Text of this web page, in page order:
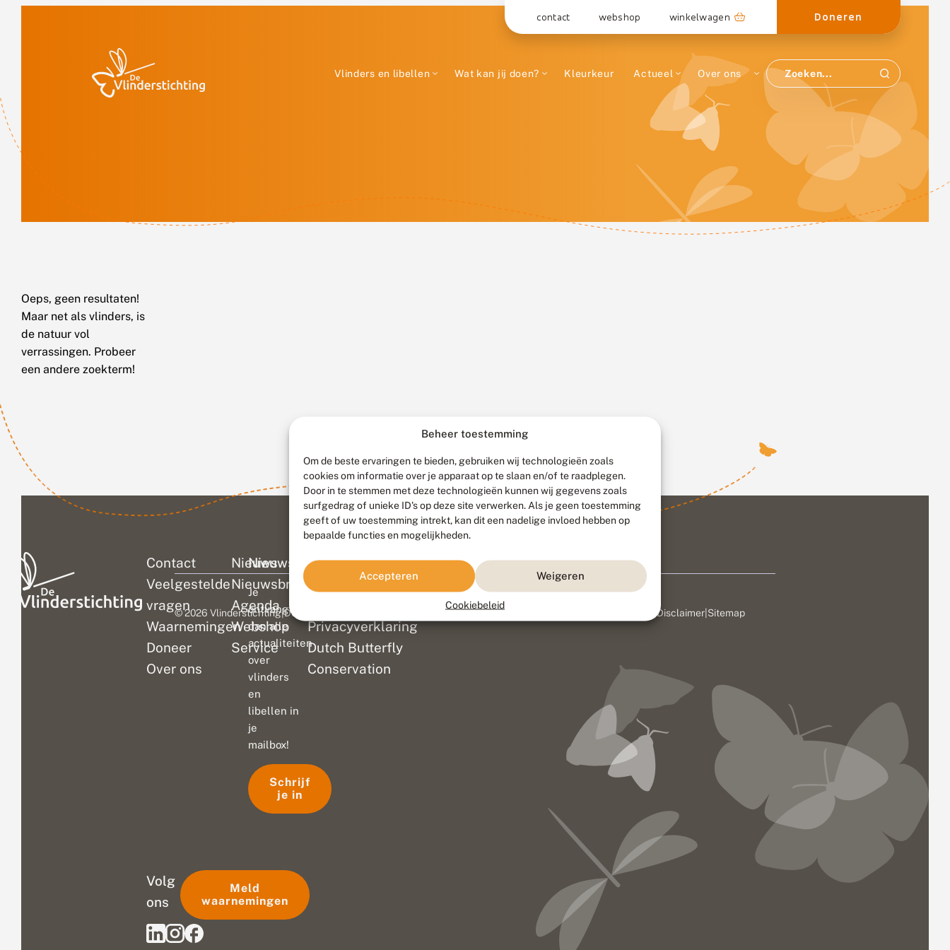
Beheer toestemming
Om de beste ervaringen te bieden, gebruiken wij technologieën zoals
cookies om informatie over je apparaat op te slaan en/of te raadplegen.
Door in te stemmen met deze technologieën kunnen wij gegevens zoals
surfgedrag of unieke ID's op deze site verwerken. Als je geen toestemming
geeft of uw toestemming intrekt, kan dit een nadelige invloed hebben op
bepaalde functies en mogelijkheden.
Accepteren Weigeren
Cookiebeleid
contact webshop winkelwagen Doneren
Vlinders en libellen Wat kan jij doen? Kleurkeur Actueel Over ons
Oeps, geen resultaten!
Maar net als vlinders, is
de natuur vol
verrassingen. Probeer
een andere zoekterm!
Contact
Veelgestelde
vragen
Waarnemingen
Doneer
Over ons
Nieuws
Nieuwsbrief
Agenda
Webshop
Service
Colofon
Disclaimer
Privacyverklaring
Dutch Butterfly
Conservation
Nieuwsbrief
Je
ontvangt
dan alle
actualiteiten
over
vlinders
en
libellen in
je
mailbox!
Schrijf
je in
Volg
ons
Meld
waarnemingen
© 2026 Vlinderstichting|Duurzaam ontwikkeld door Go2People, ontworpen door Disclaimer Sitemap